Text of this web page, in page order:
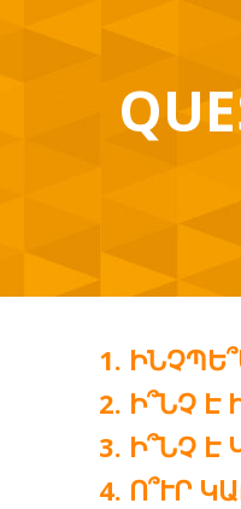
Ի՞ՆՉ Է
Ի՞ՆՉ Է
Ո՞ՒՐ